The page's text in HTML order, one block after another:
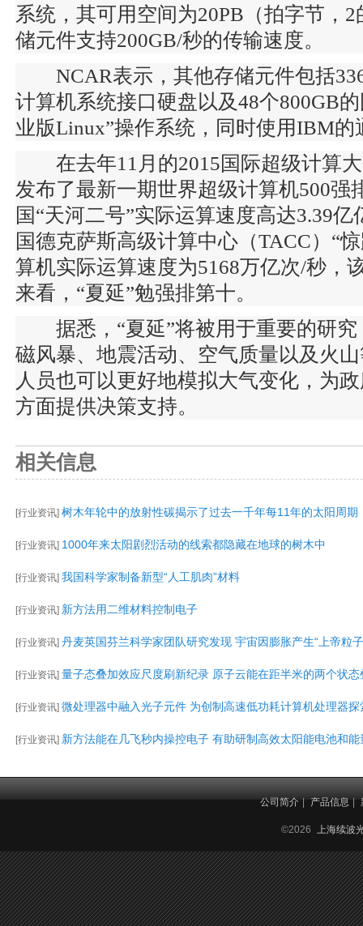
系统，其可用空间为20PB（拍字节，
储元件支持200GB/秒的传输速度。
NCAR表示，其他存储元件包括
计算机系统接口硬盘以及48个800GB
业版Linux”操作系统，同时使用IBM
在去年11月的2015国际超级计算大
发布了最新一期世界超级计算机500强
国“天河二号”实际运算速度高达3.39
国德克萨斯高级计算中心（TACC）“
算机实际运算速度为5168万亿次/秒，
来看，“夏延”勉强排第十。
据悉，“夏延”将被用于重要的研究
磁风暴、地震活动、空气质量以及火
人员也可以更好地模拟大气变化，为
方面提供决策支持。
相关信息
[行业资讯] 树木年轮中的放射性碳揭示了过去一千年每11年的太阳周期
[行业资讯] 1000年来太阳剧烈活动的线索都隐藏在地球的树木中
[行业资讯] 我国科学家制备新型“人工肌肉”材料
[行业资讯] 新方法用二维材料控制电子
[行业资讯] 丹麦英国芬兰科学家团队研究发现 宇宙因膨胀产生“上帝粒
[行业资讯] 量子态叠加效应尺度刷新纪录 原子云能在距半米的两个状态
[行业资讯] 微处理器中融入光子元件 为创制高速低功耗计算机处理器探
[行业资讯] 新方法能在几飞秒内操控电子 有助研制高效太阳能电池和
公司简介 产品信息
©2026 上海续波